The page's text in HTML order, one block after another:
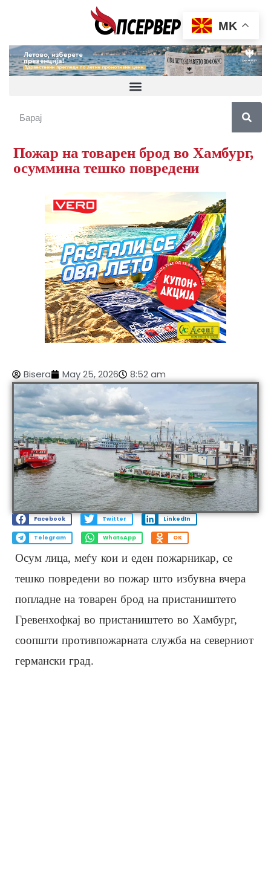
Пожар на товарен брод во Хамбург,
осуммина тешко повредени
Bisera May 25, 2026 8:52 am
Facebook Twitter LinkedIn
Telegram WhatsApp OK
Осум лица, меѓу кои и еден пожарникар, се
тешко повредени во пожар што избувна вчера
попладне на товарен брод на пристаништето
Гревенхофкај во пристаништето во Хамбург,
соопшти противпожарната служба на северниот
германски град.
MK